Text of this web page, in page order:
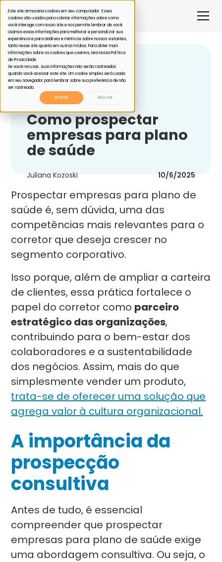
Este site armazena cookies em seu computador. Esses
cookies são usados para coletar informações sobre como
você interage com nosso site e nos permite lembrar de você.
Usamos essas informações para melhorar e personalizar sua
experiência e para análises e métricas sobre nossos visitantes,
tanto nesse site quanto em outras mídias. Para obter mais
informações sobre os cookies que usamos, leia nossa Política
de Privacidade.
Se você recusar, suas informações não serão rastreadas
quando você acessar este site. Um cookie simples será usado
em seu navegador para lembrar sobre sua preferência de não
ser rastreado.
Aceitar
Recusar
Voltar
Saúde corporativa
Como prospectar
empresas para plano
de saúde
Juliana Kozoski 10/6/2025
Prospectar empresas para plano de
saúde é, sem dúvida, uma das
competências mais relevantes para o
corretor que deseja crescer no
segmento corporativo.
Isso porque, além de ampliar a carteira
de clientes, essa prática fortalece o
papel do corretor como parceiro
estratégico das organizações,
contribuindo para o bem-estar dos
colaboradores e a sustentabilidade
dos negócios. Assim, mais do que
simplesmente vender um produto,
trata-se de oferecer uma solução que
agrega valor à cultura organizacional.
A importância da
prospecção
consultiva
Antes de tudo, é essencial
compreender que prospectar
empresas para plano de saúde exige
uma abordagem consultiva. Ou seja, o